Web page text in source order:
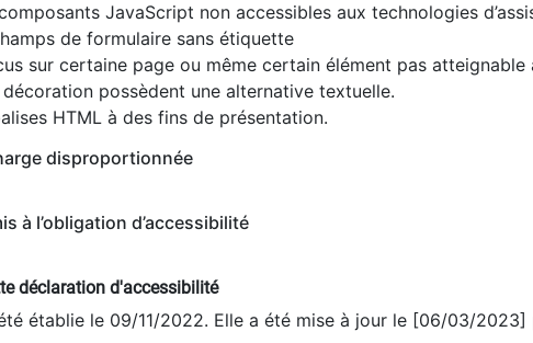
JavaScript non accessibles aux technologies
de formulaire sans étiquette
sur certaine page ou même certain élément pas atteignable
possèdent une alternative textuelle.
HTML à des fins de présentation.
disproportionnée
à l’obligation d’accessibilité
déclaration d'accessibilité
établie le 09/11/2022. Elle a été mise à jour le [06/03/2023]